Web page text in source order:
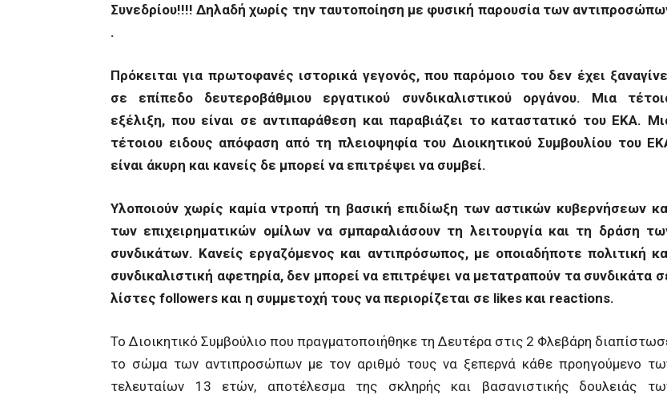
Συνεδρίου!!!! Δηλαδή χωρίς την ταυτοποίηση με φυσική παρουσία των
.
Πρόκειται για πρωτοφανές ιστορικά γεγονός, που παρόμοιο του δεν έχει
σε επίπεδο δευτεροβάθμιου εργατικού συνδικαλιστικού οργάνου. Μια
εξέλιξη, που είναι σε αντιπαράθεση και παραβιάζει το καταστατικό του ΕΚΑ.
τέτοιου ειδους απόφαση από τη πλειοψηφία του Διοικητικού Συμβουλίου του
είναι άκυρη και κανείς δε μπορεί να επιτρέψει να συμβεί.
Υλοποιούν χωρίς καμία ντροπή τη βασική επιδίωξη των αστικών κυβερνήσεων
των επιχειρηματικών ομίλων να σμπαραλιάσουν τη λειτουργία και τη δράση
συνδικάτων. Κανείς εργαζόμενος και αντιπρόσωπος, με οποιαδήποτε πολιτική
συνδικαλιστική αφετηρία, δεν μπορεί να επιτρέψει να μετατραπούν τα συνδικάτα
λίστες followers και η συμμετοχή τους να περιορίζεται σε likes και reactions.
Το Διοικητικό Συμβούλιο που πραγματοποιήθηκε τη Δευτέρα στις 2 Φλεβάρη
το σώμα των αντιπροσώπων με τον αριθμό τους να ξεπερνά κάθε προηγούμενο
τελευταίων 13 ετών, αποτέλεσμα της σκληρής και βασανιστικής δουλειάς